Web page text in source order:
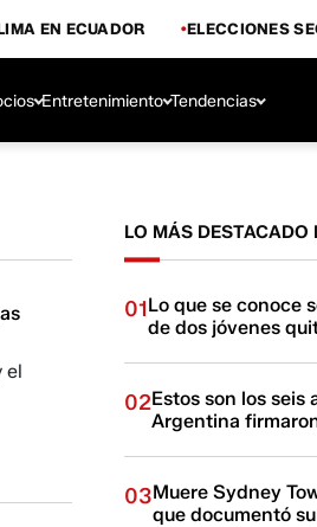
EN ECUADOR ELECCIONES
Entretenimiento Tendencias
el
LO MÁS DESTACADO
01Lo que se conoce
de dos jóvenes
02Estos son los seis
Argentina
03Muere Sydney
que documentó